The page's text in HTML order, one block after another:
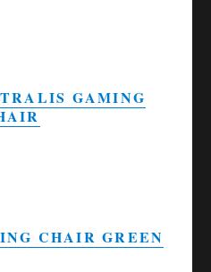
GAMING
CHAIR GREEN